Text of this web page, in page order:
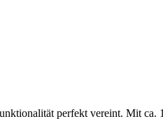
perfekt vereint. Mit